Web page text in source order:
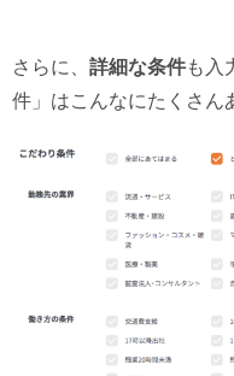
さらに、 詳細な条件も入
件」はこんなにたくさん